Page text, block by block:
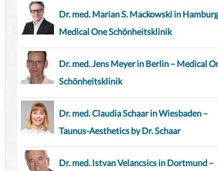
Dr. med. Marian S. Mackowski in
Medical One Schönheitsklinik
Dr. med. Jens Meyer in Berlin – Medical
Schönheitsklinik
Dr. med. Claudia Schaar in Wiesbaden –
Taunus-Aesthetics by Dr. Schaar
Dr. med. Istvan Velancsics in Dortmund –